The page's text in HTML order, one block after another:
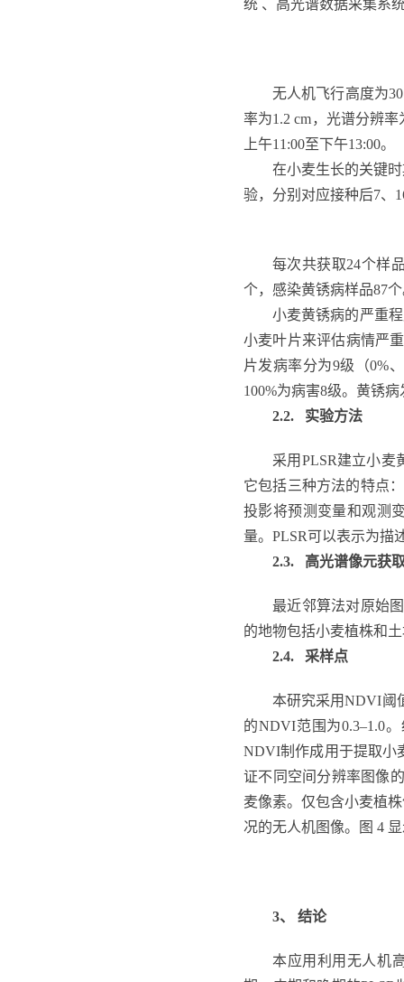
统 、高光谱数据采集系
无人机飞行高度为
率为1.2 cm，光谱分辨
上午11:00至下午13:00。
在小麦生长的关键
验，分别对应接种后7、
每次共获取24个样
个，感染黄锈病样品87
小麦黄锈病的严重
小麦叶片来评估病情严
片发病率分为9级（0%
100%为病害8级。黄锈
2.2. 实验方法
采用PLSR建立小麦
它包括三种方法的特点
投影将预测变量和观测
量。PLSR可以表示为描
2.3. 高光谱像元获
最近邻算法对原始
的地物包括小麦植株和
2.4. 采样点
本研究采用NDVI阈
的NDVI范围为0.3–1.0
NDVI制作成用于提取小
证不同空间分辨率图像
麦像素。仅包含小麦植
况的无人机图像。图 4
3、 结论
本应用利用无人机